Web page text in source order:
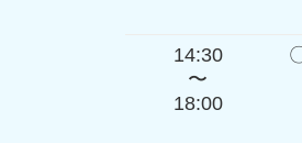
14:30
〜
18:00